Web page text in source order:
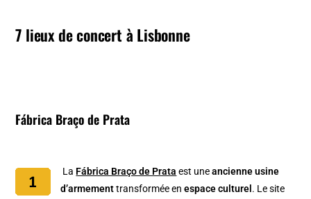
7 lieux de concert à Lisbonne
Fábrica Braço de Prata
La Fábrica Braço de Prata est uneancienne usine
d’armementtransformée enespace culturel . Le site